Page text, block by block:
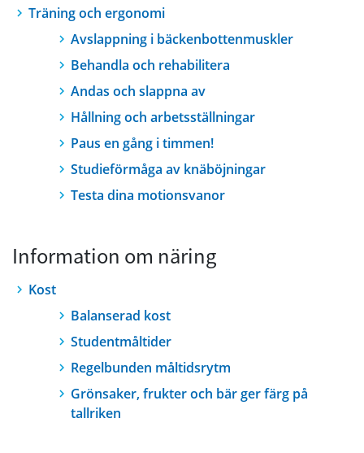
Träning och ergonomi
Avslappning i bäckenbottenmuskler
Behandla och rehabilitera
Andas och slappna av
Hållning och arbetsställningar
Paus en gång i timmen!
Studieförmåga av knäböjningar
Testa dina motionsvanor
Information om näring
Kost
Balanserad kost
Studentmåltider
Regelbunden måltidsrytm
Grönsaker, frukter och bär ger färg på
tallriken